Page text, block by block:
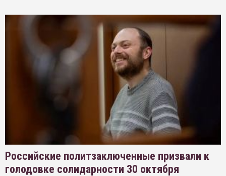
Российские политзаключенные призвали к
голодовке солидарности 30 октября